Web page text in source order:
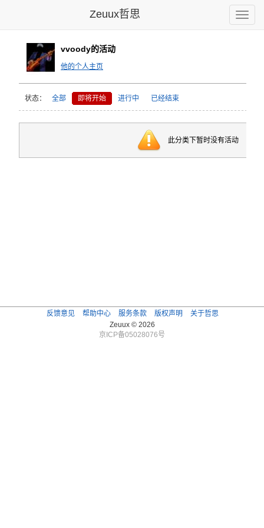
Toggle
Zeuux哲思
vvoody的活动
他的个人主页
状态： 全部 即将开始 进行中 已经结束
此分类下暂时没有活动
反馈意见 帮助中心 服务条款 版权声明
关于哲思
Zeuux © 2026
京ICP备05028076号